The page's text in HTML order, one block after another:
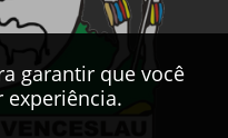
garantir que você
experiência.